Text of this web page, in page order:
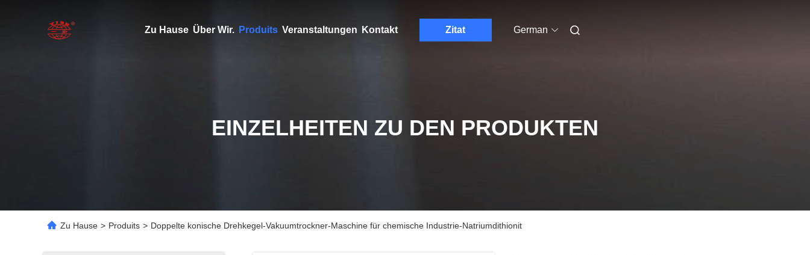
Zu Hause Über Wir. Produits Veranstaltungen Kontakt Zitat German
EINZELHEITEN ZU DEN PRODUKTEN
Zu Hause > Produits > Doppelte konische Drehkegel-Vakuumtrockner-Maschine für chemische Industrie-Natriumdithionit